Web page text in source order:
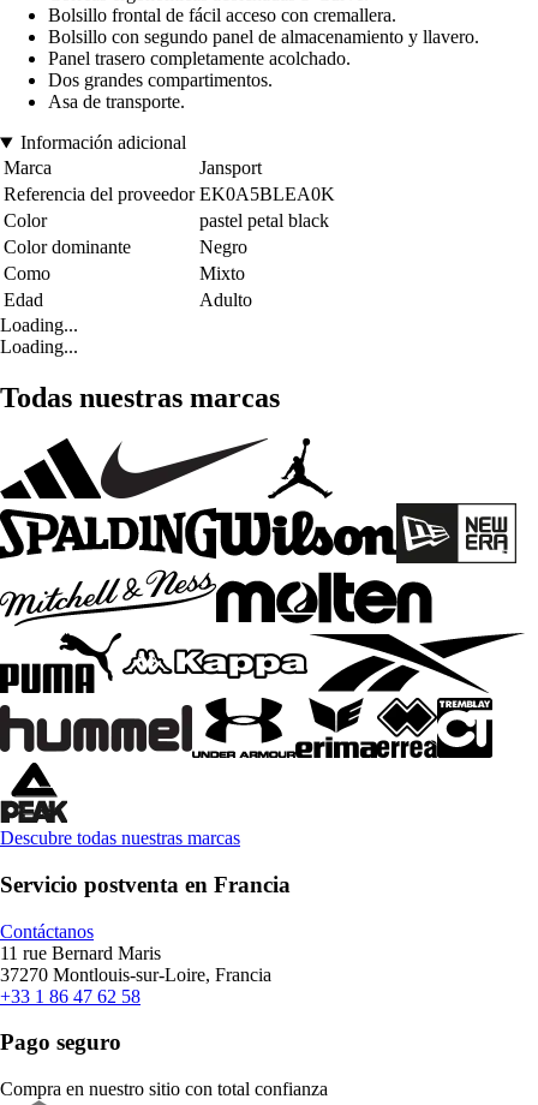
Bolsillo frontal de fácil acceso con cremallera.
Bolsillo con segundo panel de almacenamiento y llavero.
Panel trasero completamente acolchado.
Dos grandes compartimentos.
Asa de transporte.
Información adicional
Marca
Jansport
Referencia del proveedor EK0A5BLEA0K
Color
pastel petal black
Color dominante
Negro
Como
Mixto
Edad
Adulto
Loading...
Loading...
Todas nuestras marcas
Descubre todas nuestras marcas
Servicio postventa en Francia
Contáctanos
11 rue Bernard Maris
37270 Montlouis-sur-Loire, Francia
+33 1 86 47 62 58
Pago seguro
Compra en nuestro sitio con total confianza